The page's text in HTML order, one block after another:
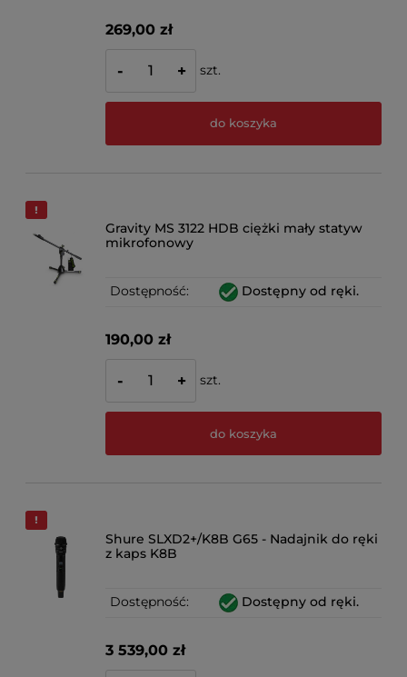
269,00 zł
- + szt.
do koszyka
Gravity MS 3122 HDB ciężki mały statyw
mikrofonowy
Dostępność: Dostępny od ręki.
190,00 zł
- + szt.
do koszyka
Shure SLXD2+/K8B G65 - Nadajnik do ręki
z kaps K8B
Dostępność: Dostępny od ręki.
3 539,00 zł